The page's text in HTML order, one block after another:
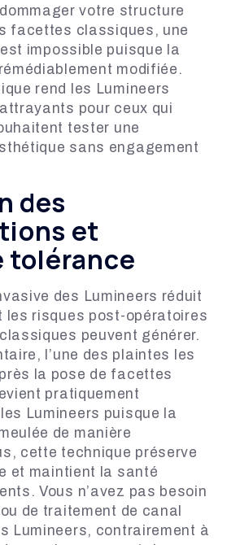
votre structure
facettes classiques, une
impossible puisque la
modifiée.
rend les Lumineers
pour ceux qui
tester une
sans engagement
des
et
tolérance
des Lumineers réduit
risques post-opératoires
peuvent générer.
l’une des plaintes les
la pose de facettes
pratiquement
Lumineers puisque la
de manière
cette technique préserve
et maintient la santé
Vous n’avez pas besoin
de traitement de canal
Lumineers, contrairement à